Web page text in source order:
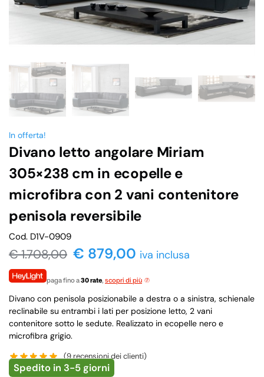
In offerta!
Divano letto angolare Miriam
305×238 cm in ecopelle e
microfibra con 2 vani contenitore
penisola reversibile
Cod. D1V-0909
€1.708,00 € 879,00 iva inclusa
paga fino a30 rate, scopri di più
Divano con penisola posizionabile a destra o a sinistra, schienale
reclinabile su entrambi i lati per posizione letto, 2 vani
contenitore sotto le sedute. Realizzato in ecopelle nero e
microfibra grigio.
(9recensioni dei clienti)
Spedito in 3-5 giorni